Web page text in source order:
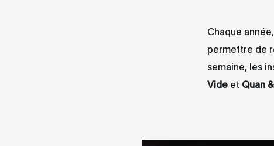
Chaque
permettre de
semaine, les
Videet Quan